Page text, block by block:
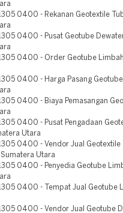
0400 - Rekanan Geotextile
0400 - Pusat Geotube
1305 0400 - Order Geotube
0400 - Harga Pasang
0400 - Biaya Pemasangan
0400 - Pusat Pengadaan
Utara
0400 - Vendor Jual
Sumatera Utara
0400 - Penyedia Geotube
0400 - Tempat Jual Geotube
0400 - Vendor Jual Geotube